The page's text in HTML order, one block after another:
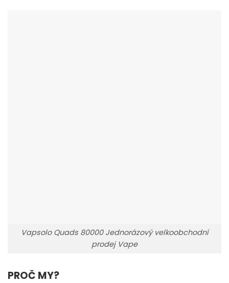
Vapsolo Quads 80000 Jednorázový velkoobchodní
prodej Vape
PROČ MY?